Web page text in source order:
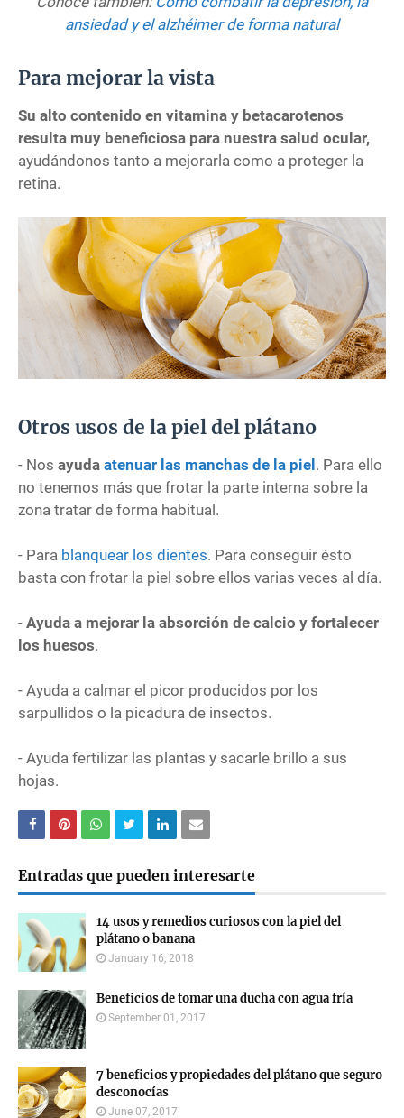
ansiedad y el alzhéimer de forma natural
Para mejorar la vista
Su alto contenido en vitamina y betacarotenos
resulta muy beneficiosa para nuestra salud ocular,
ayudándonos tanto a mejorarla como a proteger la
retina.
Otros usos de la piel del plátano
- Nos ayuda atenuar las manchas de la piel . Para ello
no tenemos más que frotar la parte interna sobre la
zona tratar de forma habitual.
- Para blanquear los dientes. Para conseguir ésto
basta con frotar la piel sobre ellos varias veces al día.
- Ayuda a mejorar la absorción de calcio y fortalecer
los huesos.
- Ayuda a calmar el picor producidos por los
sarpullidos o la picadura de insectos.
- Ayuda fertilizar las plantas y sacarle brillo a sus
hojas.
Entradas que pueden interesarte
14 usos y remedios curiosos con la piel del
plátano o banana
January 16, 2018
Beneficios de tomar una ducha con agua fría
September 01, 2017
7 beneficios y propiedades del plátano que seguro
desconocías
June 07, 2017